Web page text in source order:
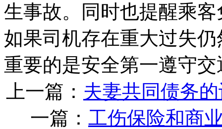
生事故。同时也提醒乘
如果司机存在重大过失
重要的是安全第一遵守
上一篇： 夫妻共同债务
一篇： 工伤保险和商